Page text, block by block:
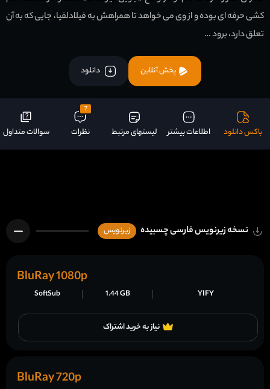
کشی حرفه ای بوده و از وی می خواهد تا همراهش به فیلادلفیا، جایی که به آن
تعلق دارد، برود …
پخش آنلاین دانلود
باکس دانلود اطلاعات بیشتر لیستهای مرتبط
7
نظرات سوالات متداول
نسخه زیرنویس فارسی چسبیده زیرنویس
نیاز به خرید اشتراک
YIFY
1.44 GB
SoftSub
BluRay 1080p
BluRay 720p